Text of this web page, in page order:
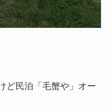
ど民泊「毛蟹や」オー